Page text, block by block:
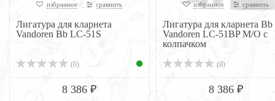
избранное сравнить
Лигатура для кларнета
Vandoren Bb LC-51S
(0)
8 386 ₽
избранное сравнить
Лигатура для кларнета Bb
Vandoren LC-51BP M/O с
колпачком
(0)
8 386 ₽